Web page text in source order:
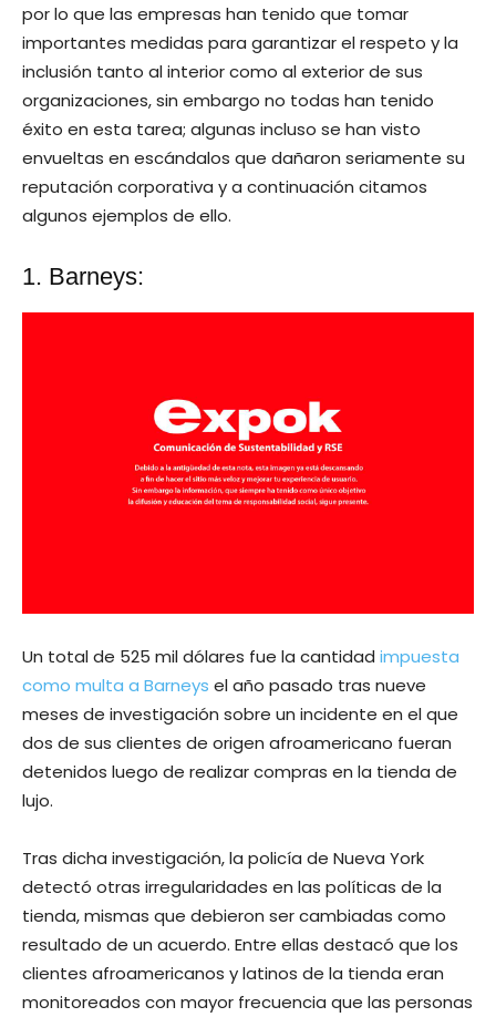
por lo que las empresas han tenido que tomar
importantes medidas para garantizar el respeto y la
inclusión tanto al interior como al exterior de sus
organizaciones, sin embargo no todas han tenido
éxito en esta tarea; algunas incluso se han visto
envueltas en escándalos que dañaron seriamente su
reputación corporativa y a continuación citamos
algunos ejemplos de ello.
1. Barneys:
Un total de 525 mil dólares fue la cantidad impuesta
como multa a Barneys el año pasado tras nueve
meses de investigación sobre un incidente en el que
dos de sus clientes de origen afroamericano fueran
detenidos luego de realizar compras en la tienda de
lujo.
Tras dicha investigación, la policía de Nueva York
detectó otras irregularidades en las políticas de la
tienda, mismas que debieron ser cambiadas como
resultado de un acuerdo. Entre ellas destacó que los
clientes afroamericanos y latinos de la tienda eran
monitoreados con mayor frecuencia que las personas